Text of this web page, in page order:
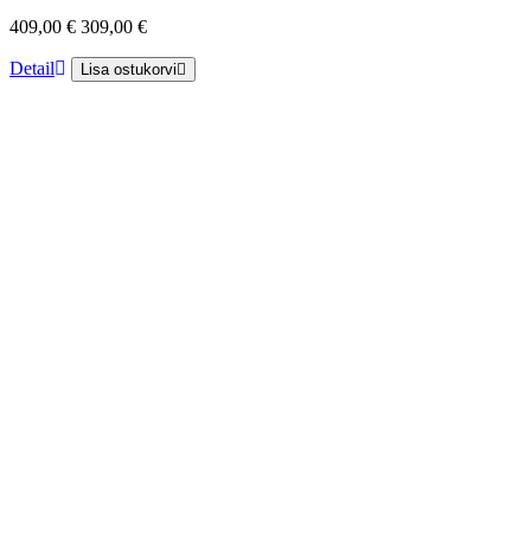
409,00 € 309,00 €
Detail Lisa ostukorvi